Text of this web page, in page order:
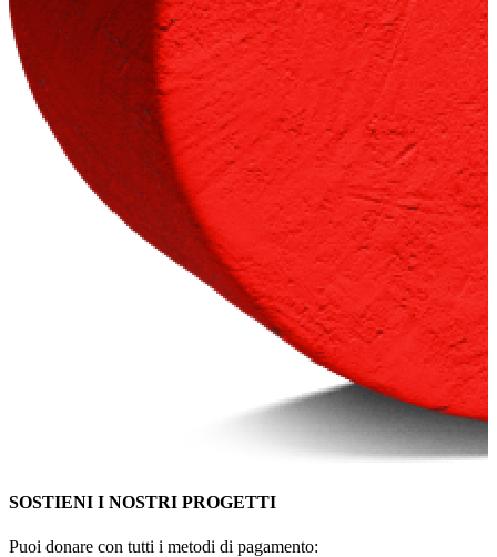
SOSTIENI I NOSTRI PROGETTI
Puoi donare con tutti i metodi di pagamento: